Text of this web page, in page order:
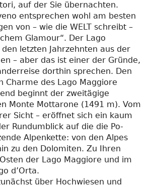
auf der Sie übernachten.
entsprechen wohl am besten
von – wie die WELT schreibt –
Glamour“. Der Lago
letzten Jahrzehnten aus der
– aber das ist einer der Gründe,
dorthin sprechen. Den
Charme des Lago Maggiore
beginnt der zweitägige
Monte Mottarone (1491 m). Vom
Sicht – eröffnet sich ein kaum
Rundumblick auf die die Po-
Alpenkette: von den Alpes
zu den Dolomiten. Zu Ihren
der Lago Maggiore und im
d’Orta.
über Hochwiesen und